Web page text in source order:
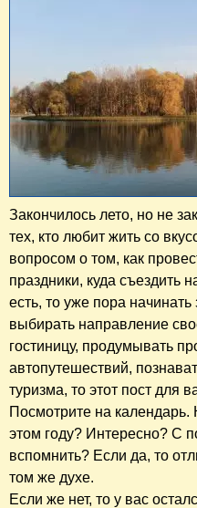
Закончилось лето, но не
тех, кто любит жить со
вопросом о том, как
праздники, куда съездить
есть, то уже пора
выбирать направление
гостиницу, продумывать
автопутешествий,
туризма, то этот пост для
Посмотрите на
этом году? Интересно? С
вспомнить? Если да, то
том же духе.
Если же нет, то у вас